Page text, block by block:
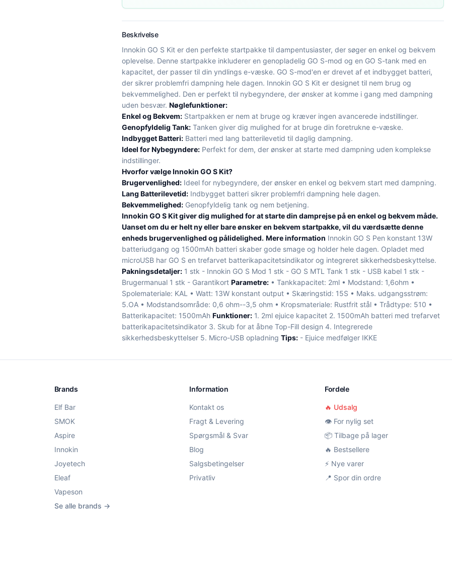
Beskrivelse
Innokin GO S Kit er den perfekte startpakke til dampentusiaster, der søger en enkel og bekvem
oplevelse. Denne startpakke inkluderer en genopladelig GO S-mod og en GO S-tank med en
kapacitet, der passer til din yndlings e-væske. GO S-mod'en er drevet af et indbygget batteri,
der sikrer problemfri dampning hele dagen. Innokin GO S Kit er designet til nem brug og
bekvemmelighed. Den er perfekt til nybegyndere, der ønsker at komme i gang med dampning
uden besvær. Nøglefunktioner:
Enkel og Bekvem: Startpakken er nem at bruge og kræver ingen avancerede indstillinger.
Genopfyldelig Tank: Tanken giver dig mulighed for at bruge din foretrukne e-væske.
Indbygget Batteri: Batteri med lang batterilevetid til daglig dampning.
Ideel for Nybegyndere: Perfekt for dem, der ønsker at starte med dampning uden komplekse
indstillinger.
Hvorfor vælge Innokin GO S Kit?
Brugervenlighed: Ideel for nybegyndere, der ønsker en enkel og bekvem start med dampning.
Lang Batterilevetid: Indbygget batteri sikrer problemfri dampning hele dagen.
Bekvemmelighed: Genopfyldelig tank og nem betjening.
Innokin GO S Kit giver dig mulighed for at starte din damprejse på en enkel og bekvem måde.
Uanset om du er helt ny eller bare ønsker en bekvem startpakke, vil du værdsætte denne
enheds brugervenlighed og pålidelighed. Mere information Innokin GO S Pen konstant 13W
batteriudgang og 1500mAh batteri skaber gode smage og holder hele dagen. Opladet med
microUSB har GO S en trefarvet batterikapacitetsindikator og integreret sikkerhedsbeskyttelse.
Pakningsdetaljer: 1 stk - Innokin GO S Mod 1 stk - GO S MTL Tank 1 stk - USB kabel 1 stk -
Brugermanual 1 stk - Garantikort Parametre: • Tankkapacitet: 2ml • Modstand: 1,6ohm •
Spolemateriale: KAL • Watt: 13W konstant output • Skæringstid: 15S • Maks. udgangsstrøm:
5.OA • Modstandsområde: 0,6 ohm--3,5 ohm • Kropsmateriale: Rustfrit stål • Trådtype: 510 •
Batterikapacitet: 1500mAh Funktioner: 1. 2ml ejuice kapacitet 2. 1500mAh batteri med trefarvet
batterikapacitetsindikator 3. Skub for at åbne Top-Fill design 4. Integrerede
sikkerhedsbeskyttelser 5. Micro-USB opladning Tips: - Ejuice medfølger IKKE
Brands
Elf Bar
SMOK
Aspire
Innokin
Joyetech
Eleaf
Vapeson
Se alle brands →
Information
Kontakt os
Fragt & Levering
Spørgsmål & Svar
Blog
Salgsbetingelser
Privatliv
Fordele
🔥 Udsalg
👁️ For nylig set
📦 Tilbage på lager
🔥 Bestsellere
⚡ Nye varer
📍 Spor din ordre